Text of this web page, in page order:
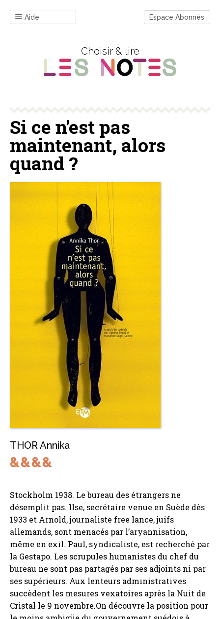
Aide Espace Abonnés
Choisir & lire
Si ce n’est pas
maintenant, alors
quand ?
THOR Annika
Stockholm 1938. Le bureau des étrangers ne
désemplit pas. Ilse, secrétaire venue en Suède dès
1933 et Arnold, journaliste free lance, juifs
allemands, sont menacés par l’aryannisation,
même en exil. Paul, syndicaliste, est recherché par
la Gestapo. Les scrupules humanistes du chef du
bureau ne sont pas partagés par ses adjoints ni par
ses supérieurs. Aux lenteurs administratives
succèdent les mesures vexatoires après la Nuit de
Cristal le 9 novembre.On découvre la position pour